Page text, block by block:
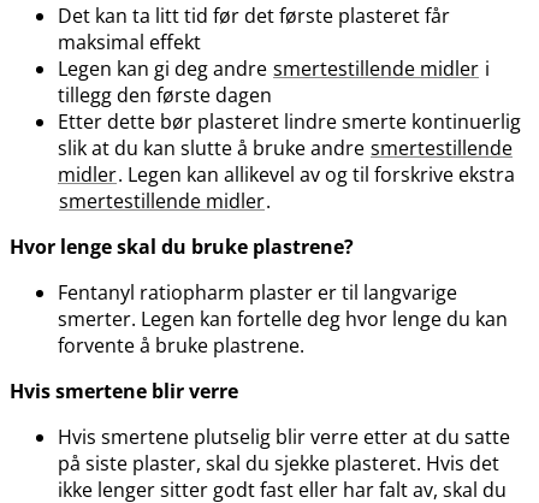
Det kan ta litt tid før det første plasteret får
maksimal effekt
Legen kan gi deg andre smertestillende midler i
tillegg den første dagen
Etter dette bør plasteret lindre smerte kontinuerlig
slik at du kan slutte å bruke andre smertestillende
midler. Legen kan allikevel av og til forskrive ekstra
smertestillende midler.
Hvor lenge skal du bruke plastrene?
Fentanyl ratiopharm plaster er til langvarige
smerter. Legen kan fortelle deg hvor lenge du kan
forvente å bruke plastrene.
Hvis smertene blir verre
Hvis smertene plutselig blir verre etter at du satte
på siste plaster, skal du sjekke plasteret. Hvis det
ikke lenger sitter godt fast eller har falt av, skal du